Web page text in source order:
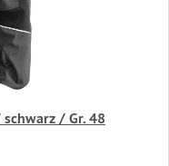
/ Gr. 48